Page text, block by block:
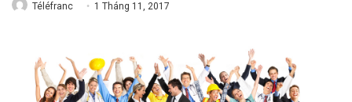
Téléfranc 1 Tháng 11, 2017